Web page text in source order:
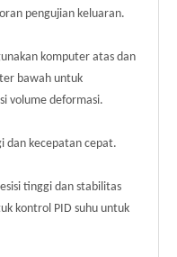
pengujian keluaran.
komputer atas dan
bawah untuk
volume deformasi.
dan kecepatan cepat.
tinggi dan stabilitas
kontrol PID suhu untuk